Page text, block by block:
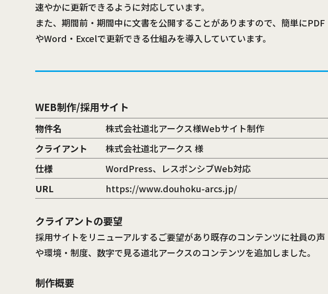
速やかに更新できるように対応しています。
また、期間前・期間中に文書を公開することがありますので、簡単にPDF
やWord・Excelで更新できる仕組みを導入していています。
WEB制作/採用サイト
物件名
株式会社道北アークス様Webサイト制作
クライアント
株式会社道北アークス 様
仕様
WordPress、レスポンシブWeb対応
URL
https://www.douhoku-arcs.jp/
クライアントの要望
採用サイトをリニューアルするご要望があり既存のコンテンツに社員の声
や環境・制度、数字で見る道北アークスのコンテンツを追加しました。
制作概要